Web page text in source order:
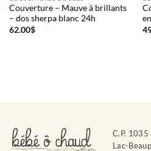
Couverture – Mauve à brillants
– dos sherpa blanc 24h
62.00$
C.P. 1035
Lac-